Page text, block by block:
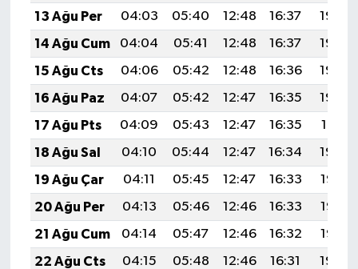
13 Ağu Per
04:03 05:40 12:48 16:37
19:46
14 Ağu Cum
04:04 05:41 12:48 16:37
19:45
15 Ağu Cts
04:06 05:42 12:48 16:36
19:44
16 Ağu Paz
04:07 05:42 12:47 16:35
19:42
17 Ağu Pts
04:09 05:43 12:47 16:35
19:41
18 Ağu Sal
04:10 05:44 12:47 16:34
19:39
19 Ağu Çar
04:11 05:45 12:47 16:33
19:38
20 Ağu Per
04:13 05:46 12:46 16:33
19:37
21 Ağu Cum
04:14 05:47 12:46 16:32
19:35
22 Ağu Cts
04:15 05:48 12:46 16:31
19:34